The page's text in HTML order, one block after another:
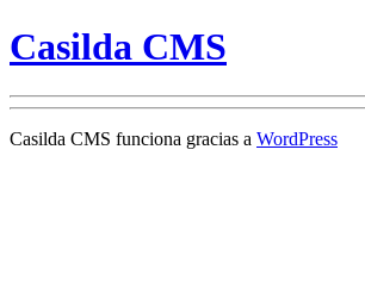
Casilda CMS
Casilda CMS funciona gracias a WordPress